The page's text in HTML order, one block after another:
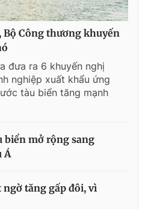
Bộ Công thương khuyến
đưa ra 6 khuyến nghị
nghiệp xuất khẩu ứng
tàu biển tăng mạnh
biển mở rộng sang
Á
ngờ tăng gấp đôi, vì